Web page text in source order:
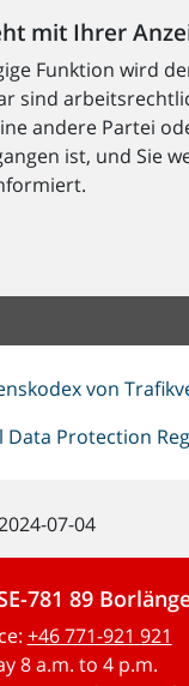
mit Ihrer
Funktion wird
sind
andere Partei
ist, und Sie
von
Data Protection
07-04
781 89
+46 771-921 921
8 a.m. to 4 p.m.